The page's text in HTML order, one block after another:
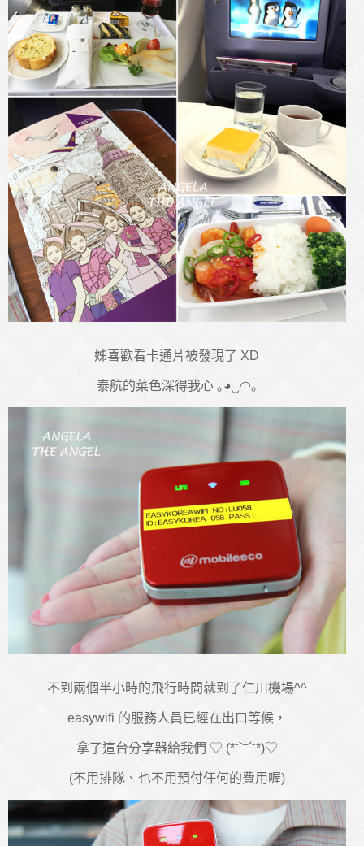
姊喜歡看卡通片被發現了 XD
泰航的菜色深得我心 ｡◕‿◠｡
不到兩個半小時的飛行時間就到了仁川機場^^
easywifi 的服務人員已經在出口等候，
拿了這台分享器給我們 ♡ (*˘︶˘*)♡
(不用排隊、也不用預付任何的費用喔)